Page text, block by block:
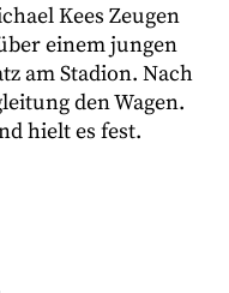
Kees Zeugen
einem jungen
am Stadion. Nach
den Wagen.
hielt es fest.